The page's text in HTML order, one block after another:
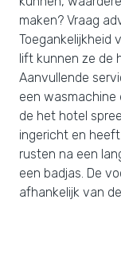
maken? Vraag
Toegankelijkheid
lift kunnen ze de
Aanvullende
een wasmachine
de het hotel
ingericht en
rusten na een
een badjas. De
afhankelijk van